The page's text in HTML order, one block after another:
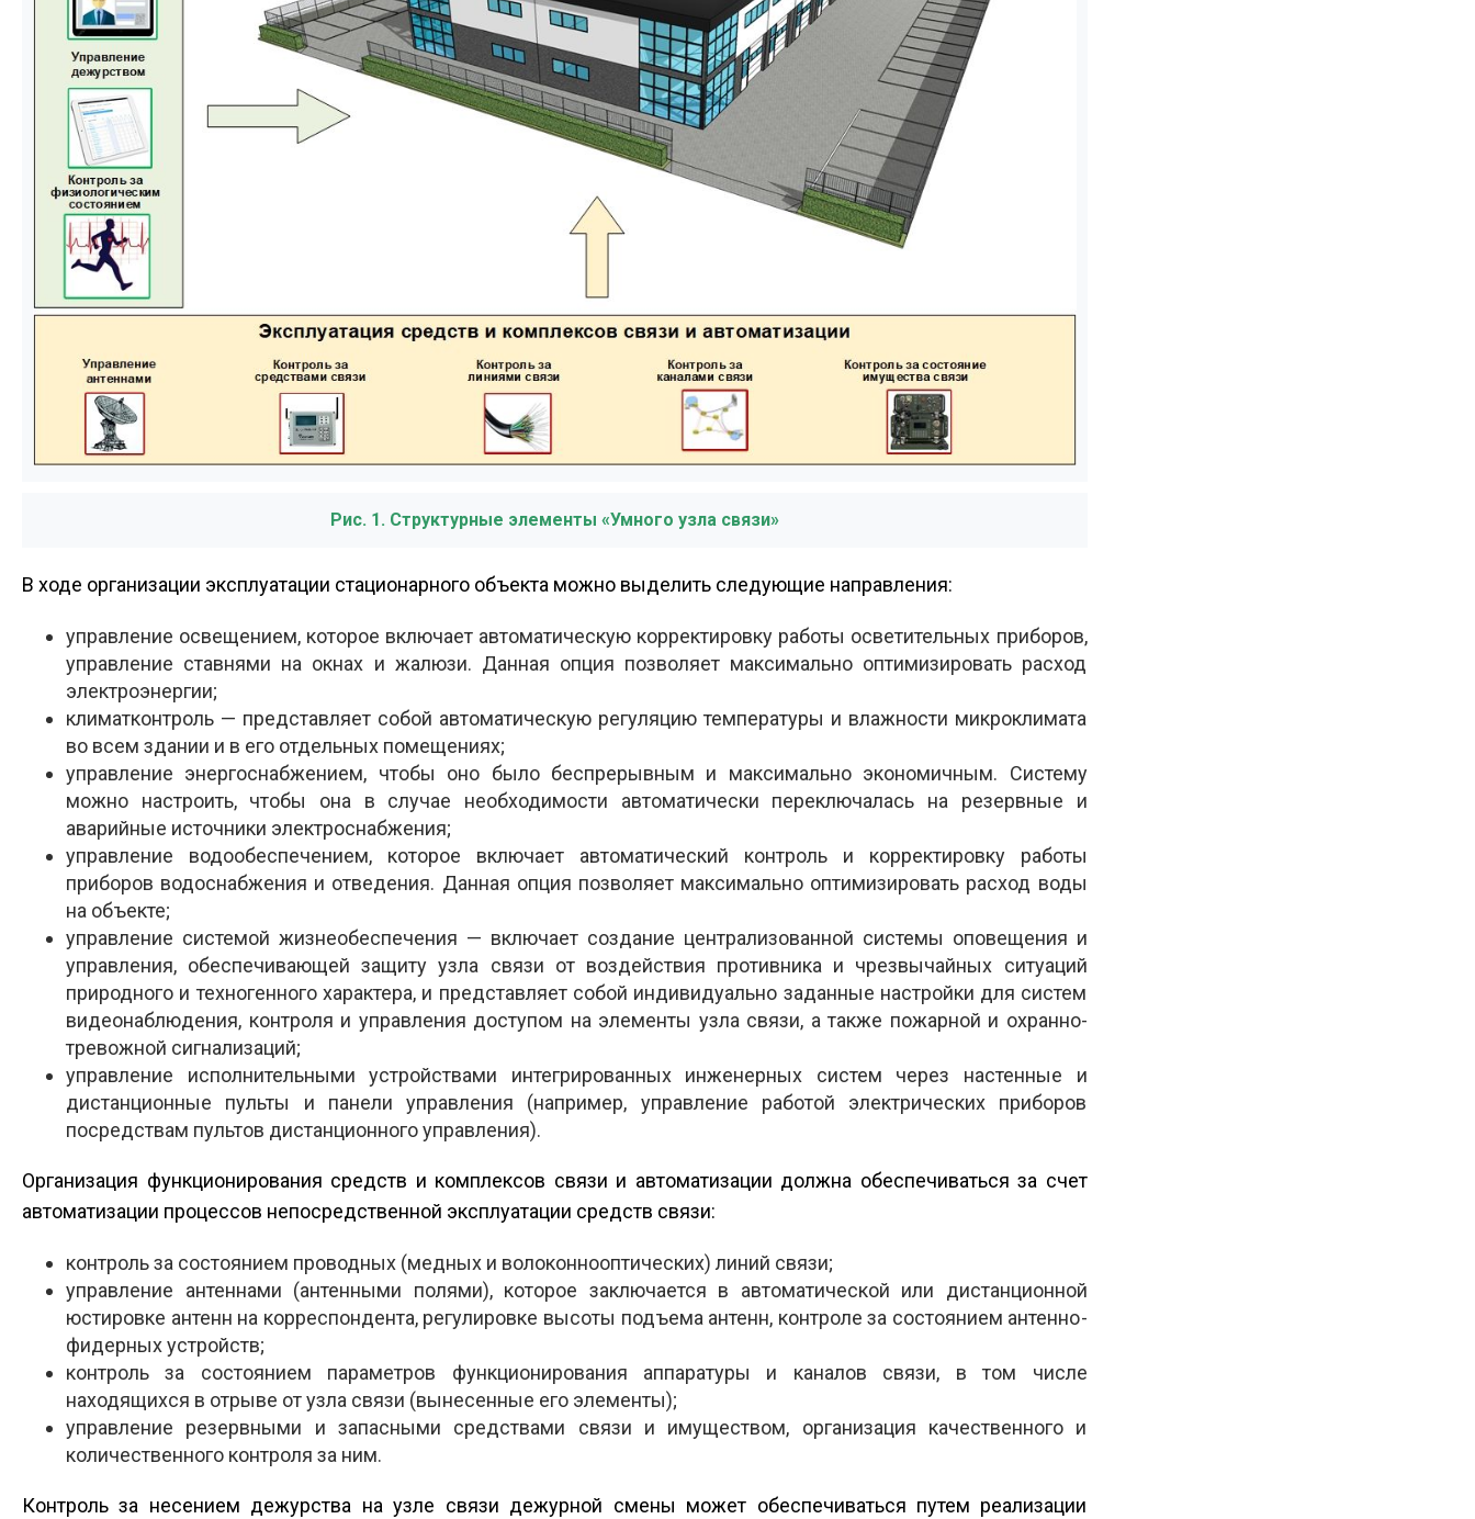
Рис. 1. Структурные элементы «Умного узла связи»
В ходе организации эксплуатации стационарного объекта можно выделить следующие направления:
управление освещением, которое включает автоматическую корректировку работы осветительных приборов,
управление ставнями на окнах и жалюзи. Данная опция позволяет максимально оптимизировать расход
электроэнергии;
климат­контроль — представляет собой автоматическую регуляцию температуры и влажности микроклимата
во всем здании и в его отдельных помещениях;
управление энергоснабжением, чтобы оно было беспрерывным и максимально экономичным. Систему
можно настроить, чтобы она в случае необходимости автоматически переключалась на резервные и
аварийные источники электроснабжения;
управление водообеспечением, которое включает автоматический контроль и корректировку работы
приборов водоснабжения и отведения. Данная опция позволяет максимально оптимизировать расход воды
на объекте;
управление системой жизнеобеспечения — включает создание централизованной системы оповещения и
управления, обеспечивающей защиту узла связи от воздействия противника и чрезвычайных ситуаций
природного и техногенного характера, и представляет собой индивидуально заданные настройки для систем
видеонаблюдения, контроля и управления доступом на элементы узла связи, а также пожарной и охранно­
тревожной сигнализаций;
управление исполнительными устройствами интегрированных инженерных систем через настенные и
дистанционные пульты и панели управления (например, управление работой электрических приборов
посредствам пультов дистанционного управления).
Организация функционирования средств и комплексов связи и автоматизации должна обеспечиваться за счет
автоматизации процессов непосредственной эксплуатации средств связи:
контроль за состоянием проводных (медных и волоконно­оптических) линий связи;
управление антеннами (антенными полями), которое заключается в автоматической или дистанционной
юстировке антенн на корреспондента, регулировке высоты подъема антенн, контроле за состоянием антенно­
фидерных устройств;
контроль за состоянием параметров функционирования аппаратуры и каналов связи, в том числе
находящихся в отрыве от узла связи (вынесенные его элементы);
управление резервными и запасными средствами связи и имуществом, организация качественного и
количественного контроля за ним.
Контроль за несением дежурства на узле связи дежурной смены может обеспечиваться путем реализации